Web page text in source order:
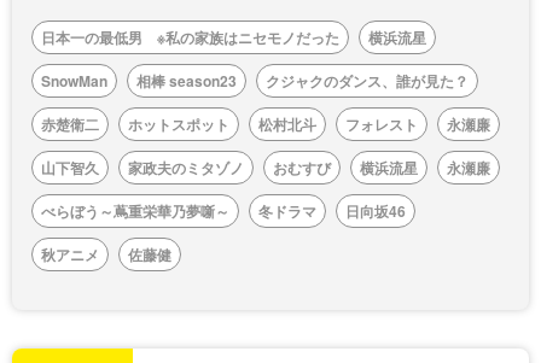
日本一の最低男 ※私の家族はニセモノだった
横浜流星
SnowMan
相棒 season23
クジャクのダンス、誰が見た？
赤楚衛二
ホットスポット 松村北斗 フォレスト
永瀬廉
山下智久
家政夫のミタゾノ おむすび 横浜流星
永瀬廉
べらぼう～蔦重栄華乃夢噺～
冬ドラマ
日向坂46
秋アニメ
佐藤健